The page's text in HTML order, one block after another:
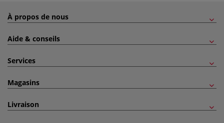
À propos de nous
Aide & conseils
Services
Magasins
Livraison